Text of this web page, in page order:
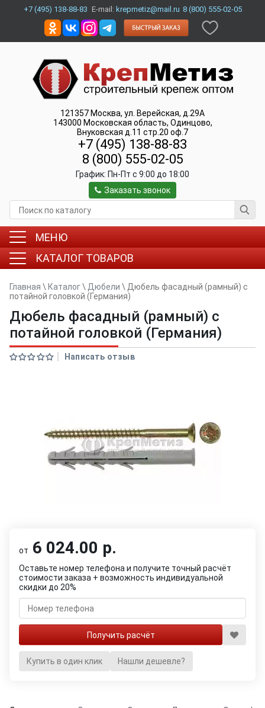
+7 (495) 138-88-83 E-mail: krepmetiz@mail.ru 8 (800) 555-02-05
121357 Москва, ул. Верейская, д.29А
143000 Московская область, Одинцово,
Внуковская д.11 стр.20 оф.7
+7 (495) 138-88-83
8 (800) 555-02-05
График: Пн-Пт c 9:00 до 18:00
Заказать звонок
МЕНЮ
КАТАЛОГ ТОВАРОВ
Главная \ Каталог\ Дюбели \ Дюбель фасадный (рамный) с
потайной головкой (Германия)
Дюбель фасадный (рамный) с
потайной головкой (Германия)
Написать отзыв
от 6 024.00 р.
Оставьте номер телефона и получите точный расчёт
стоимости заказа + возможность индивидуальной
скидки до 20%
Купить в один клик Нашли дешевле?